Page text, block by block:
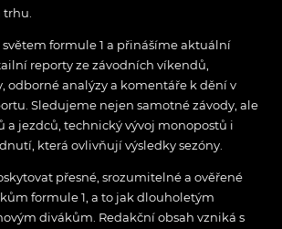
formule 1 a přinášíme aktuální
reporty ze závodních víkendů,
odborné analýzy a komentáře k dění v
Sledujeme nejen samotné závody, ale
a jezdců, technický vývoj monopostů i
která ovlivňují výsledky sezóny.
přesné, srozumitelné a ověřené
formule 1, a to jak dlouholetým
divákům. Redakční obsah vzniká s